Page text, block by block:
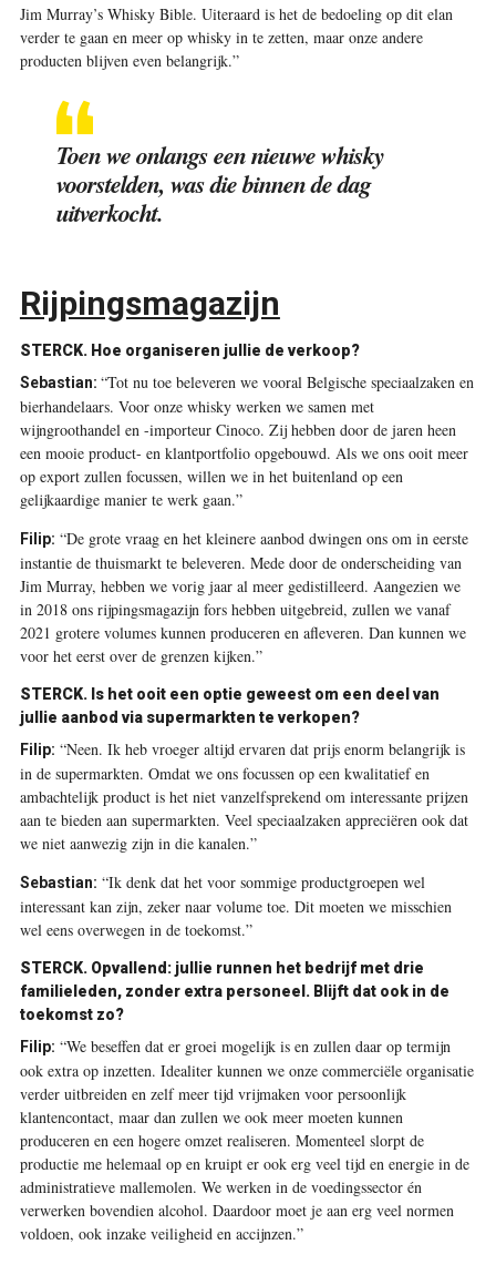
Jim Murray’s Whisky Bible. Uiteraard is het de bedoeling op dit elan
verder te gaan en meer op whisky in te zetten, maar onze andere
producten blijven even belangrijk.”
Toen we onlangs een nieuwe whisky
voorstelden, was die binnen de dag
uitverkocht.
Rijpingsmagazijn
STERCK. Hoe organiseren jullie de verkoop?
Sebastian: “Tot nu toe beleveren we vooral Belgische speciaalzaken en
bierhandelaars. Voor onze whisky werken we samen met
wijngroothandel en -importeur Cinoco. Zij hebben door de jaren heen
een mooie product- en klantportfolio opgebouwd. Als we ons ooit meer
op export zullen focussen, willen we in het buitenland op een
gelijkaardige manier te werk gaan.”
Filip: “De grote vraag en het kleinere aanbod dwingen ons om in eerste
instantie de thuismarkt te beleveren. Mede door de onderscheiding van
Jim Murray, hebben we vorig jaar al meer gedistilleerd. Aangezien we
in 2018 ons rijpingsmagazijn fors hebben uitgebreid, zullen we vanaf
2021 grotere volumes kunnen produceren en afleveren. Dan kunnen we
voor het eerst over de grenzen kijken.”
STERCK. Is het ooit een optie geweest om een deel van
jullie aanbod via supermarkten te verkopen?
Filip: “Neen. Ik heb vroeger altijd ervaren dat prijs enorm belangrijk is
in de supermarkten. Omdat we ons focussen op een kwalitatief en
ambachtelijk product is het niet vanzelfsprekend om interessante prijzen
aan te bieden aan supermarkten. Veel speciaalzaken appreciëren ook dat
we niet aanwezig zijn in die kanalen.”
Sebastian: “Ik denk dat het voor sommige productgroepen wel
interessant kan zijn, zeker naar volume toe. Dit moeten we misschien
wel eens overwegen in de toekomst.”
STERCK. Opvallend: jullie runnen het bedrijf met drie
familieleden, zonder extra personeel. Blijft dat ook in de
toekomst zo?
Filip: “We beseffen dat er groei mogelijk is en zullen daar op termijn
ook extra op inzetten. Idealiter kunnen we onze commerciële organisatie
verder uitbreiden en zelf meer tijd vrijmaken voor persoonlijk
klantencontact, maar dan zullen we ook meer moeten kunnen
produceren en een hogere omzet realiseren. Momenteel slorpt de
productie me helemaal op en kruipt er ook erg veel tijd en energie in de
administratieve mallemolen. We werken in de voedingssector én
verwerken bovendien alcohol. Daardoor moet je aan erg veel normen
voldoen, ook inzake veiligheid en accijnzen.”